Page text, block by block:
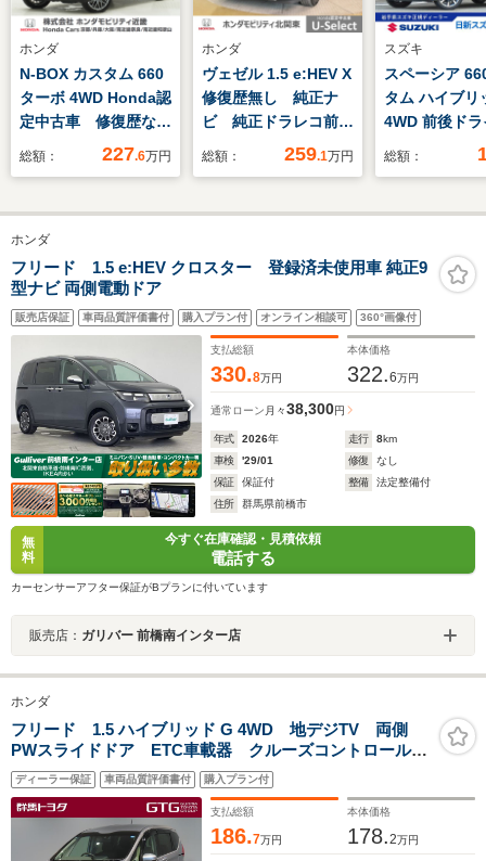
ホンダ
N-BOX カスタム 660
ターボ 4WD Honda認
定中古車 修復歴な
し Honda販売店全
ナビ バックカメラ
ETC ドラレコ アダ
プティブクルーズコン
トロール 両側電動ス
ライドドア 衝突軽減
装置
総額： 227.6万円
ホンダ
ヴェゼル 1.5 e:HEV X
修復歴無し 純正ナ
ビ 純正ドラレコ前
後 純正リアカメラ
ー接続 DVD CD
キ クルーズコントロ
グ 障害物センサー
総額： 259.1万円
スズキ
スペーシア
タム ハイブリ
4WD 前後ド
コーダー/CD
ト/シートヒー
ライト/衝突被
システム/アイ
グストップ/横
止機能/盗難防
テム
総額：
ホンダ
フリード 1.5 e:HEV クロスター 登録済未使用車 純正9
型ナビ 両側電動ドア
販売店保証 車両品質評価書付 購入プラン付 オンライン相談可 360°画像付
支払総額
330.8万円
本体価格
322.6万円
通常ローン 月々38,300円
年式 2026年 走行 8km
車検
'29/01 修復
なし
保証
保証付 整備
法定整備付
住所
群馬県前橋市
無
料
今すぐ在庫確認・見積依頼
電話する
カーセンサーアフター保証がBプランに付いています
販売店： ガリバー 前橋南インター店
ホンダ
フリード 1.5 ハイブリッド G 4WD 地デジTV 両側
PWスライドドア ETC車載器 クルーズコントロール
衝突軽減装置 Bカメラ LED フルオートエアコン
4WD 横滑防止 キーレス DVD再生 アルミホイー
ル 1オーナー 3列シート
ディーラー保証 車両品質評価書付 購入プラン付
支払総額
186.7万円
本体価格
178.2万円